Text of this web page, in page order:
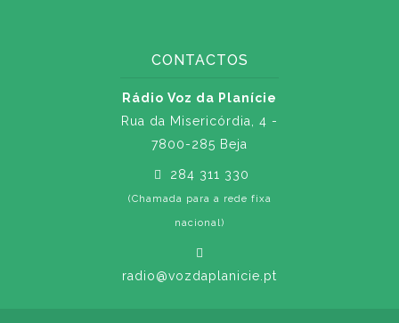
CONTACTOS
Rádio Voz da Planície
Rua da Misericórdia, 4 -
7800-285 Beja
284 311 330
(Chamada para a rede fixa
nacional)
radio@vozdaplanicie.pt